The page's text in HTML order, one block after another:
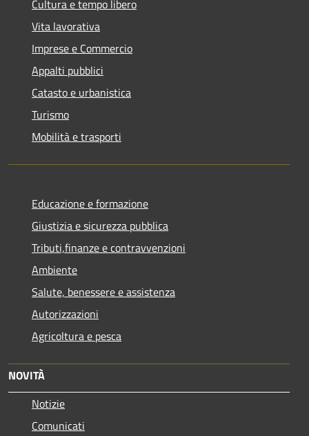
Cultura e tempo libero
Vita lavorativa
Imprese e Commercio
Appalti pubblici
Catasto e urbanistica
Turismo
Mobilità e trasporti
Educazione e formazione
Giustizia e sicurezza pubblica
Tributi,finanze e contravvenzioni
Ambiente
Salute, benessere e assistenza
Autorizzazioni
Agricoltura e pesca
NOVITÀ
Notizie
Comunicati